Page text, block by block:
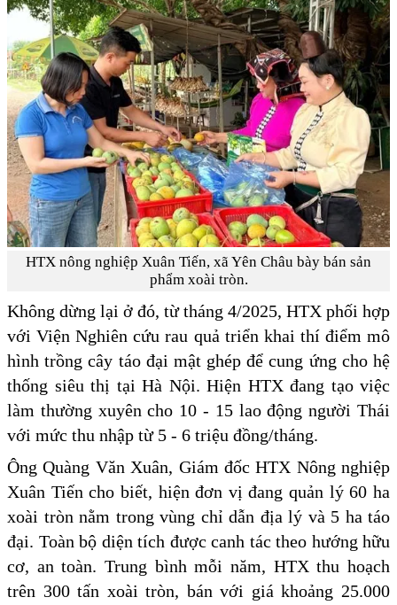
HTX nông nghiệp Xuân Tiến, xã Yên Châu bày bán sản
phẩm xoài tròn.
Không dừng lại ở đó, từ tháng 4/2025, HTX phối hợp
với Viện Nghiên cứu rau quả triển khai thí điểm mô
hình trồng cây táo đại mật ghép để cung ứng cho hệ
thống siêu thị tại Hà Nội. Hiện HTX đang tạo việc
làm thường xuyên cho 10 - 15 lao động người Thái
với mức thu nhập từ 5 - 6 triệu đồng/tháng.
Ông Quàng Văn Xuân, Giám đốc HTX Nông nghiệp
Xuân Tiến cho biết, hiện đơn vị đang quản lý 60 ha
xoài tròn nằm trong vùng chỉ dẫn địa lý và 5 ha táo
đại. Toàn bộ diện tích được canh tác theo hướng hữu
cơ, an toàn. Trung bình mỗi năm, HTX thu hoạch
trên 300 tấn xoài tròn, bán với giá khoảng 25.000